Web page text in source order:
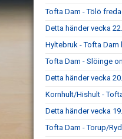
Tofta Dam - Tölö
Detta händer vecka
Hyltebruk - Tofta Dam
Tofta Dam - Slöinge
Detta händer vecka
Kornhult/Hishult -
Detta händer vecka
Tofta Dam - Torup/